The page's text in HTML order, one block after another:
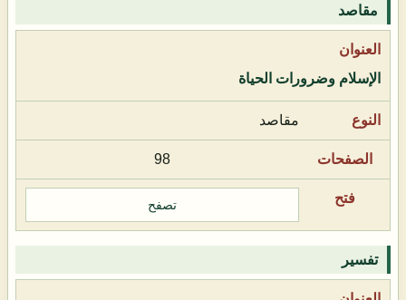
مقاصد
الإسلام وضرورات الحياة
مقاصد
98
تصفح
تفسير